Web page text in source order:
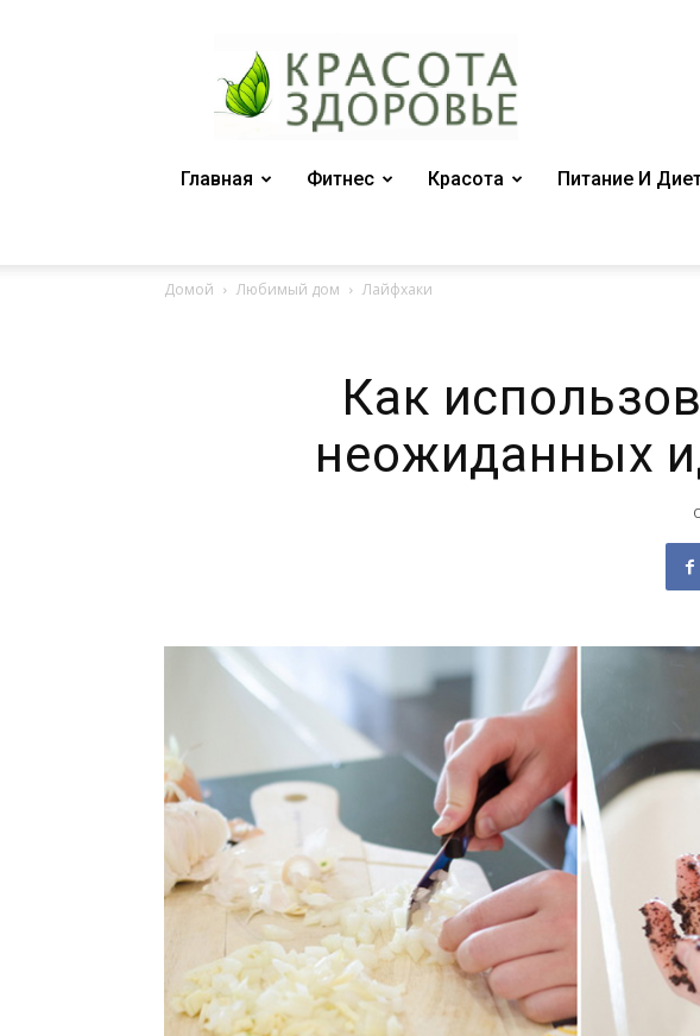
журнал
"Красота
и
Главная
Фитнес Красота Питание И
Домой Любимый дом Лайфхаки
Как
неожиданных